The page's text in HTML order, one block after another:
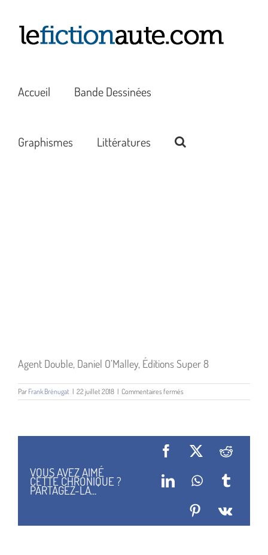
contenu
Accueil Bande Dessinées
Graphismes Littératures
Agent Double, Daniel O’Malley, Éditions Super 8
Par Frank Brénugat | 22 juillet 2018 | Commentaires ferméssur
Agent
VOUS AVEZ AIMÉ
CETTE CHRONIQUE ?
PARTAGEZ-LA...
Facebook
X Reddit
LinkedInWhatsApp
Tumblr
Pinterest
Vk